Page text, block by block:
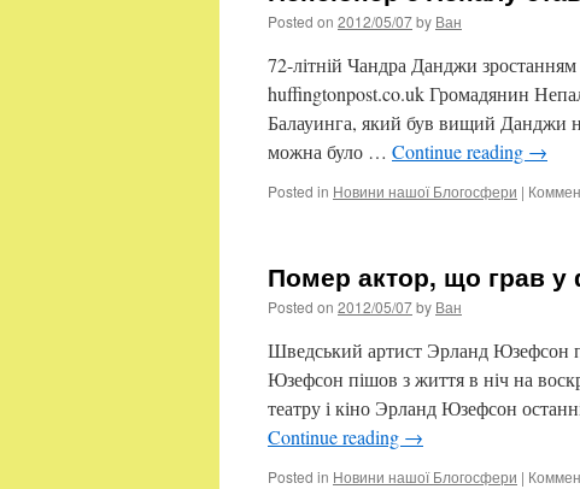
Posted on 2012/05/07by Ван
72-літній Чандра Данджи
huffingtonpost.co.uk Громадянин
Балауинга, який був вищий Данджи
можна було … Continue reading →
Posted in Новини нашої Блогосфери |
Помер актор, що грав у
Posted on 2012/05/07by Ван
Шведський артист Эрланд Юзефсон
Юзефсон пішов з життя в ніч на
театру і кіно Эрланд Юзефсон
Continue reading →
Posted in Новини нашої Блогосфери |